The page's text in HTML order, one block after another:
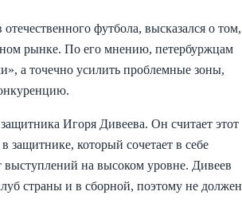
футбола, высказался о том,
рынке. По его мнению, петербуржцам
а точечно усилить проблемные зоны,
Игоря Дивеева. Он считает этот
который сочетает в себе
на высоком уровне. Дивеев
страны и в сборной, поэтому не должен